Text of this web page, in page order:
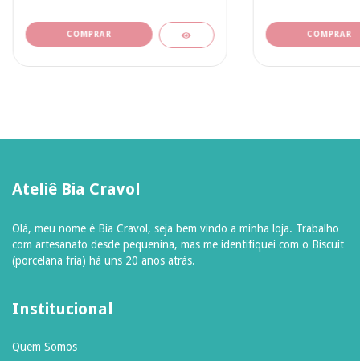
Ateliê Bia Cravol
Olá, meu nome é Bia Cravol, seja bem vindo a minha loja. Trabalho
com artesanato desde pequenina, mas me identifiquei com o Biscuit
(porcelana fria) há uns 20 anos atrás.
Institucional
Quem Somos